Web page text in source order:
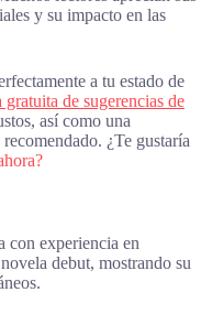
y su impacto en las
a tu estado de
de sugerencias de
así como una
¿Te gustaría
con experiencia en
debut, mostrando su